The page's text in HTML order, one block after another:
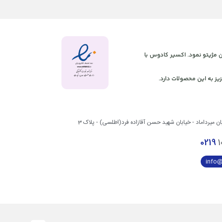
آنلاین مژیتو نمود. اکسیر کادوس با
به این محصولات دارد.
میرداماد - خیابان شهید حسن آقازاده فرد(اطلسی) - پلاک 3
0219